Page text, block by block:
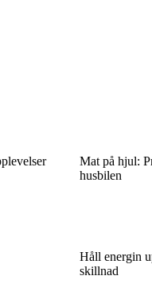
Mat på hjul:
husbilen
Håll energin
skillnad